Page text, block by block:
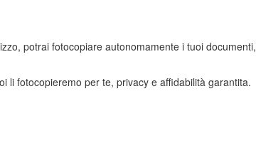
potrai fotocopiare autonomamente i tuoi documenti,
li fotocopieremo per te, privacy e affidabilità garantita.